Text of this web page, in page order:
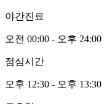
야간진료
오전 00:00 - 오후 24:00
점심시간
오후 12:30 - 오후 13:30